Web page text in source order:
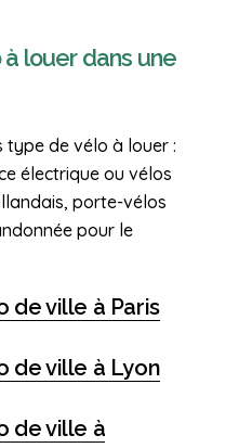
louer dans une
type de vélo à louer :
électrique ou vélos
porte-vélos
pour le
de ville à Paris
de ville à Lyon
de ville à